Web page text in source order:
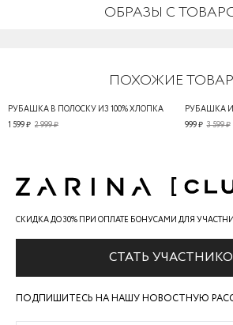
ОБРАЗЫ С
ПОХОЖИЕ
РУБАШКА В ПОЛОСКУ ИЗ 100% ХЛОПКА
2 999 ₽
1 599 ₽
РУБАШКА
3 599 ₽
999 ₽
СКИДКА ДО 30% ПРИ ОПЛАТЕ БОНУСАМИ ДЛЯ
СТАТЬ
ПОДПИШИТЕСЬ НА НАШУ НОВОСТНУЮ